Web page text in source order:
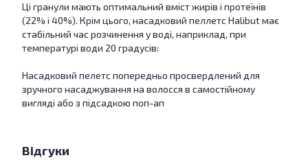
Ці гранули мають оптимальний вміст жирів і протеїнів
(22% і 40%). Крім цього, насадковий пеллетс Halibut має
стабільний час розчинення у воді, наприклад, при
температурі води 20 градусів:
Насадковий пелетс попередньо просвердлений для
зручного насаджування на волосся в самостійному
вигляді або з підсадкою поп-ап
Відгуки